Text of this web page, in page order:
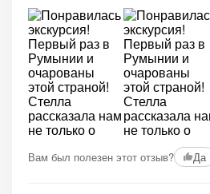
Вам был полезен этот отзыв? Да